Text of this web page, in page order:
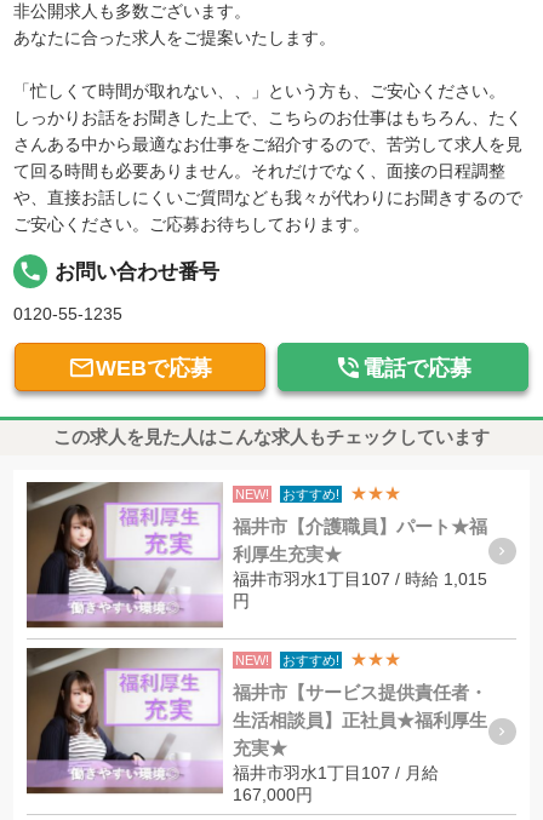
非公開求人も多数ございます。
あなたに合った求人をご提案いたします。
「忙しくて時間が取れない、、」という方も、ご安心ください。
しっかりお話をお聞きした上で、こちらのお仕事はもちろん、たく
さんある中から最適なお仕事をご紹介するので、苦労して求人を見
て回る時間も必要ありません。それだけでなく、面接の日程調整
や、直接お話しにくいご質問なども我々が代わりにお聞きするので
ご安心ください。ご応募お待ちしております。
local_phone お問い合わせ番号
0120-55-1235
WEBで応募  電話で応募
この求人を見た人はこんな求人もチェックしています
NEW! おすすめ! ★★★
福井市【介護職員】パート★福
利厚生充実★
福井市羽水1丁目107 / 時給 1,015
円
NEW! おすすめ! ★★★
福井市【サービス提供責任者・
生活相談員】正社員★福利厚生
充実★
福井市羽水1丁目107 / 月給
167,000円